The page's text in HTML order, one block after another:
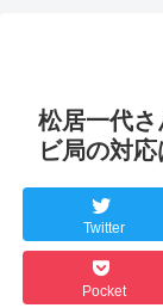
松居一代
ビ局の対応
Twitter
Pocket